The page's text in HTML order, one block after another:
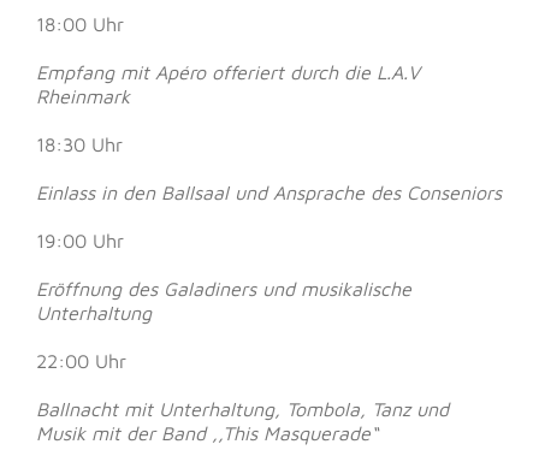
18:00 Uhr
Empfang mit Apéro offeriert durch die L.A.V
Rheinmark
18:30 Uhr
Einlass in den Ballsaal und Ansprache des Conseniors
19:00 Uhr
Eröffnung des Galadiners und musikalische
Unterhaltung
22:00 Uhr
Ballnacht mit Unterhaltung, Tombola, Tanz und
Musik mit der Band ,,This Masquerade“